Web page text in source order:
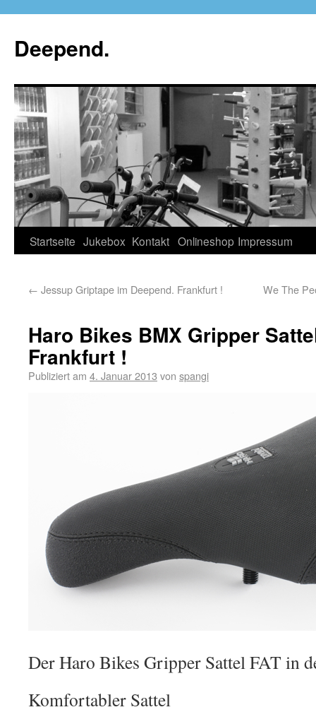
Deepend.
Startseite Jukebox Kontakt Onlineshop Impressum
← Jessup Griptape im Deepend. Frankfurt ! We The
Haro Bikes BMX Gripper
Frankfurt !
Publiziert am 4. Januar 2013 von spangi
Der Haro Bikes Gripper Sattel FAT in
Komfortabler Sattel